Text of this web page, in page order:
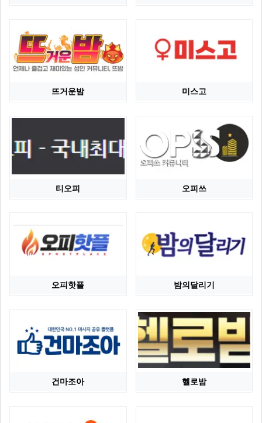
뜨거운밤 미스고
티오피 오피쓰
오피핫플 밤의달리기
건마조아 헬로밤